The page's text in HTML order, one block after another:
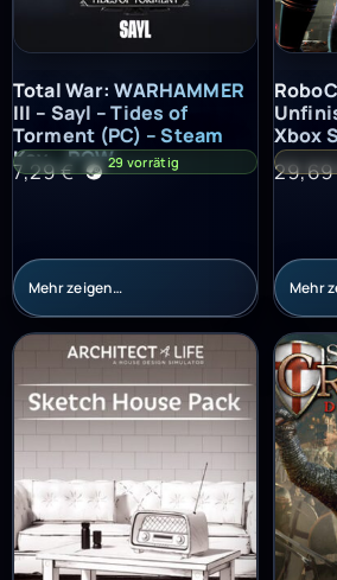
Total War: WARHAMMER III – Sayl –
Total War: WARHAMMER
III – Sayl – Tides of
Torment (PC) – Steam
Key – ROW
7,29€ 29 vorrätig
Mehr zeigen…
Xbox
29,69
Mehr